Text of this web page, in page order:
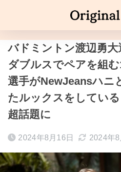
バドミントン渡辺勇
ダブルスでペアを組む
選手がNewJeansハニ
たルックスをしてい
超話題に
2024年8月16日 2024年8